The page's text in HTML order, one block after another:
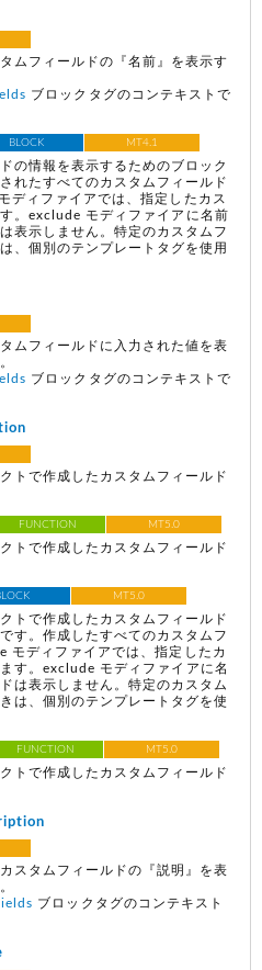
ムフィールドの『名前』を表示す
ブロックタグのコンテキストで
BLOCK MT4.1
の情報を表示するためのブロック
れたすべてのカスタムフィールド
ディファイアでは、指定したカス
。exclude モディファイアに名前
表示しません。特定のカスタムフ
、個別のテンプレートタグを使用
ムフィールドに入力された値を表
ブロックタグのコンテキストで
トで作成したカスタムフィールド
FUNCTION MT5.0
トで作成したカスタムフィールド
MT5.0
トで作成したカスタムフィールド
す。作成したすべてのカスタムフ
モディファイアでは、指定したカ
す。exclude モディファイアに名
は表示しません。特定のカスタム
は、個別のテンプレートタグを使
FUNCTION MT5.0
トで作成したカスタムフィールド
スタムフィールドの『説明』を表
ブロックタグのコンテキスト